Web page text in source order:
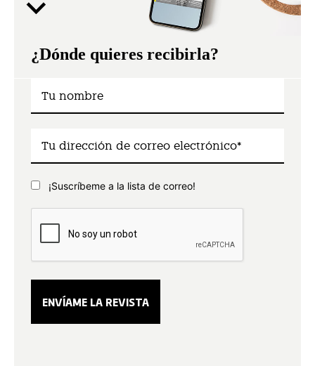
¿Dónde quieres recibirla?
¡Suscríbeme a la lista de correo!